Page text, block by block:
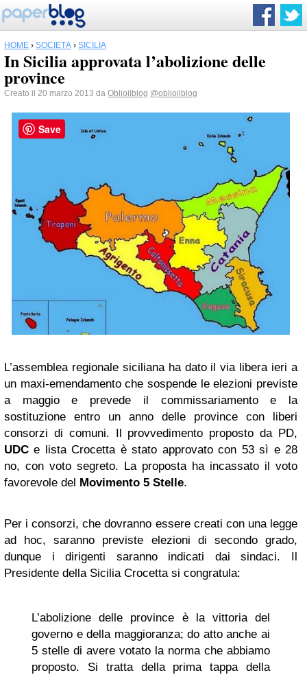
HOME › SOCIETÀ › SICILIA
In Sicilia approvata l’abolizione delle
province
Creato il 20 marzo 2013 da Oblioilblog @oblioilblog
L’assemblea regionale siciliana ha dato il via libera ieri a
un maxi-emendamento che sospende le elezioni previste
a maggio e prevede il commissariamento e la
sostituzione entro un anno delle province con liberi
consorzi di comuni. Il provvedimento proposto da PD,
UDC e lista Crocetta è stato approvato con 53 sì e 28
no, con voto segreto. La proposta ha incassato il voto
favorevole del
Movimento 5 Stelle.
Per i consorzi, che dovranno essere creati con una legge
ad hoc, saranno previste elezioni di secondo grado,
dunque i dirigenti saranno indicati dai sindaci. Il
Presidente della Sicilia Crocetta si congratula:
L’abolizione delle province è la vittoria del
governo e della maggioranza; do atto anche ai
5 stelle di avere votato la norma che abbiamo
proposto. Si tratta della prima tappa della
Save